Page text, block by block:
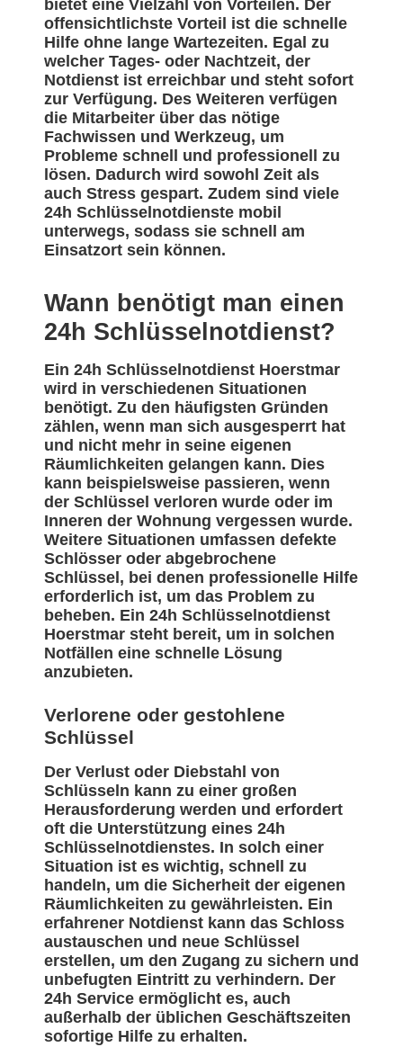
bietet eine Vielzahl von Vorteilen. Der
offensichtlichste Vorteil ist die schnelle
Hilfe ohne lange Wartezeiten. Egal zu
welcher Tages- oder Nachtzeit, der
Notdienst ist erreichbar und steht sofort
zur Verfügung. Des Weiteren verfügen
die Mitarbeiter über das nötige
Fachwissen und Werkzeug, um
Probleme schnell und professionell zu
lösen. Dadurch wird sowohl Zeit als
auch Stress gespart. Zudem sind viele
24h Schlüsselnotdienste mobil
unterwegs, sodass sie schnell am
Einsatzort sein können.
Wann benötigt man einen
24h Schlüsselnotdienst?
Ein 24h Schlüsselnotdienst Hoerstmar
wird in verschiedenen Situationen
benötigt. Zu den häufigsten Gründen
zählen, wenn man sich ausgesperrt hat
und nicht mehr in seine eigenen
Räumlichkeiten gelangen kann. Dies
kann beispielsweise passieren, wenn
der Schlüssel verloren wurde oder im
Inneren der Wohnung vergessen wurde.
Weitere Situationen umfassen defekte
Schlösser oder abgebrochene
Schlüssel, bei denen professionelle Hilfe
erforderlich ist, um das Problem zu
beheben. Ein 24h Schlüsselnotdienst
Hoerstmar steht bereit, um in solchen
Notfällen eine schnelle Lösung
anzubieten.
Verlorene oder gestohlene
Schlüssel
Der Verlust oder Diebstahl von
Schlüsseln kann zu einer großen
Herausforderung werden und erfordert
oft die Unterstützung eines 24h
Schlüsselnotdienstes. In solch einer
Situation ist es wichtig, schnell zu
handeln, um die Sicherheit der eigenen
Räumlichkeiten zu gewährleisten. Ein
erfahrener Notdienst kann das Schloss
austauschen und neue Schlüssel
erstellen, um den Zugang zu sichern und
unbefugten Eintritt zu verhindern. Der
24h Service ermöglicht es, auch
außerhalb der üblichen Geschäftszeiten
sofortige Hilfe zu erhalten.